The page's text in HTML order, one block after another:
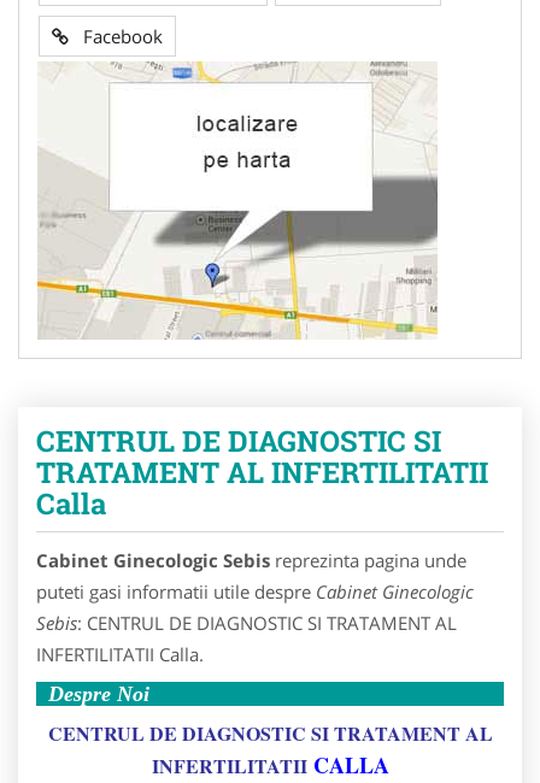
Facebook
CENTRUL DE DIAGNOSTIC SI
TRATAMENT AL INFERTILITATII
Calla
Cabinet Ginecologic Sebis reprezinta pagina unde
puteti gasi informatii utile despre Cabinet Ginecologic
Sebis: CENTRUL DE DIAGNOSTIC SI TRATAMENT AL
INFERTILITATII Calla.
Despre Noi
CENTRUL DE DIAGNOSTIC SI TRATAMENT AL
INFERTILITATII CALLA